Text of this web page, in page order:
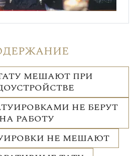
МЕШАЮТ ПРИ
НЕ БЕРУТ
НА РАБОТУ
НЕ МЕШАЮТ